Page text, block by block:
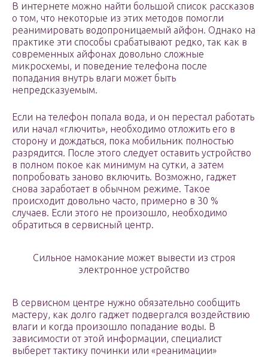
В интернете можно найти большой список рассказов
о том, что некоторые из этих методов помогли
реанимировать водопроницаемый айфон. Однако на
практике эти способы срабатывают редко, так как в
современных айфонах довольно сложные
микросхемы, и поведение телефона после
попадания внутрь влаги может быть
непредсказуемым.
Если на телефон попала вода, и он перестал работать
или начал «глючить», необходимо отложить его в
сторону и дождаться, пока мобильник полностью
разрядится. После этого следует оставить устройство
в полном покое как минимум на сутки, а затем
попробовать заново включить. Возможно, гаджет
снова заработает в обычном режиме. Такое
происходит довольно часто, примерно в 30 %
случаев. Если этого не произошло, необходимо
обратиться в сервисный центр.
Сильное намокание может вывести из строя
электронное устройство
В сервисном центре нужно обязательно сообщить
мастеру, как долго гаджет подвергался воздействию
влаги и когда произошло попадание воды. В
зависимости от этой информации, специалист
выберет тактику починки или «реанимации»